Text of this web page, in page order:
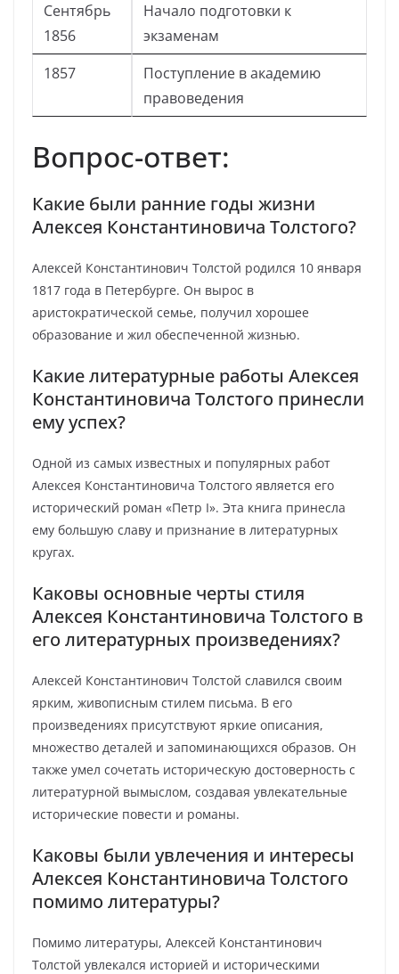
Сентябрь
1856
Начало подготовки к
экзаменам
1857
Поступление в академию
правоведения
Вопрос-ответ:
Какие были ранние годы жизни
Алексея Константиновича Толстого?
Алексей Константинович Толстой родился 10 января
1817 года в Петербурге. Он вырос в
аристократической семье, получил хорошее
образование и жил обеспеченной жизнью.
Какие литературные работы Алексея
Константиновича Толстого принесли
ему успех?
Одной из самых известных и популярных работ
Алексея Константиновича Толстого является его
исторический роман «Петр I». Эта книга принесла
ему большую славу и признание в литературных
кругах.
Каковы основные черты стиля
Алексея Константиновича Толстого в
его литературных произведениях?
Алексей Константинович Толстой славился своим
ярким, живописным стилем письма. В его
произведениях присутствуют яркие описания,
множество деталей и запоминающихся образов. Он
также умел сочетать историческую достоверность с
литературной вымыслом, создавая увлекательные
исторические повести и романы.
Каковы были увлечения и интересы
Алексея Константиновича Толстого
помимо литературы?
Помимо литературы, Алексей Константинович
Толстой увлекался историей и историческими